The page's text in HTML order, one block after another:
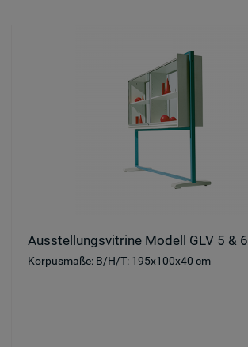
Ausstellungsvitrine Modell GLV 5 & 6
Korpusmaße: B/H/T: 195x100x40 cm